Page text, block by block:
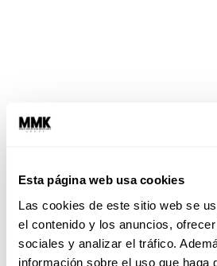
Esta página web usa cookies
Las cookies de este sitio web se
el contenido y los anuncios,
sociales y analizar el tráfico.
información sobre el uso que haga
Aprendí a chin#$%#
Nuestrasexperiencias